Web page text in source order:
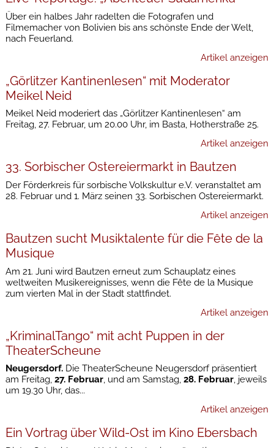
Über ein halbes Jahr radelten die Fotografen und
Filmemacher von Bolivien bis ans schönste Ende der Welt,
nach Feuerland.
Artikel anzeigen
„Görlitzer Kantinenlesen“ mit Moderator
Meikel Neid
Meikel Neid moderiert das „Görlitzer Kantinenlesen“ am
Freitag, 27. Februar, um 20.00 Uhr, im Basta, Hotherstraße 25.
Artikel anzeigen
33. Sorbischer Ostereiermarkt in Bautzen
Der Förderkreis für sorbische Volkskultur e.V. veranstaltet am
28. Februar und 1. März seinen 33. Sorbischen Ostereiermarkt.
Artikel anzeigen
Bautzen sucht Musiktalente für die Fête de la
Musique
Am 21. Juni wird Bautzen erneut zum Schauplatz eines
weltweiten Musikereignisses, wenn die Fête de la Musique
zum vierten Mal in der Stadt stattfindet.
Artikel anzeigen
„KriminalTango“ mit acht Puppen in der
TheaterScheune
Neugersdorf. Die TheaterScheune Neugersdorf präsentiert
am Freitag, 27. Februar, und am Samstag, 28. Februar, jeweils
um 19.30 Uhr, das...
Artikel anzeigen
Ein Vortrag über Wild-Ost im Kino Ebersbach